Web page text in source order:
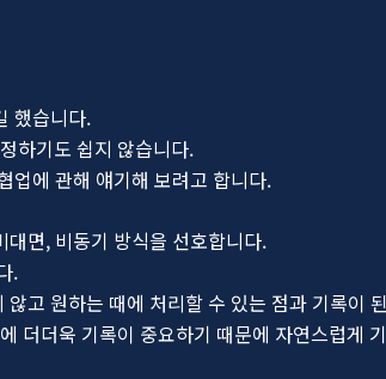
했습니다.
하기도 쉽지 않습니다.
업에 관해 얘기해 보려고 합니다.
면, 비동기 방식을 선호합니다.
.
고 원하는 때에 처리할 수 있는 점과 기록이
더더욱 기록이 중요하기 때문에 자연스럽게